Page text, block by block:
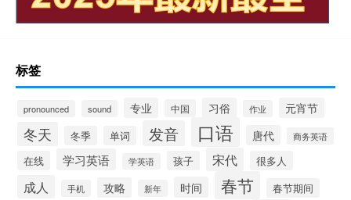
标签
pronounced sound 专业 中国 习俗 作业 元宵节
冬天 冬季 单词 发音 口语 唐代 商务英语
在线 学习英语 学英语 孩子 宋代 很多人
成人 手机 攻略 新年 时间 春节
春节期间